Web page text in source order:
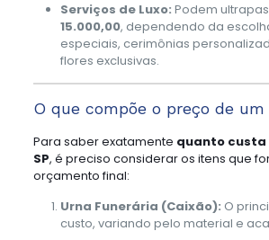
Serviços de Luxo: Podem
15.000,00, dependendo da
especiais, cerimônias
flores exclusivas.
O que compõe o preço de
Para saber exatamente quanto custa
SP, é preciso considerar os itens que
orçamento final:
Urna Funerária (Caixão): O
custo, variando pelo material e